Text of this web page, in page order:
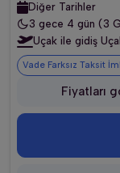
Diğer Tarihler
3 gece 4 gün (3
Uçak ile gidiş
Vade Farksız Taksit
Fiyatları